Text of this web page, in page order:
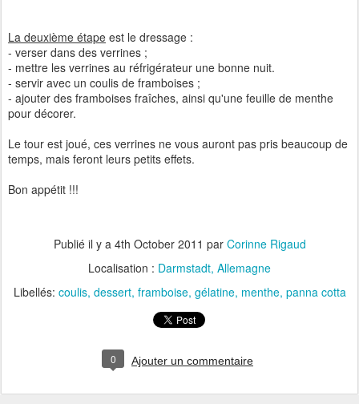
La deuxième étape est le dressage :
- verser dans des verrines ;
- mettre les verrines au réfrigérateur une bonne nuit.
- servir avec un coulis de framboises ;
- ajouter des framboises fraîches, ainsi qu'une feuille de menthe
pour décorer.
Le tour est joué, ces verrines ne vous auront pas pris beaucoup de
temps, mais feront leurs petits effets.
Bon appétit !!!
Publié il y a 4th October 2011 par Corinne Rigaud
Localisation : Darmstadt, Allemagne
Libellés: coulis dessert framboise gélatine menthe panna cotta
0 Ajouter un commentaire